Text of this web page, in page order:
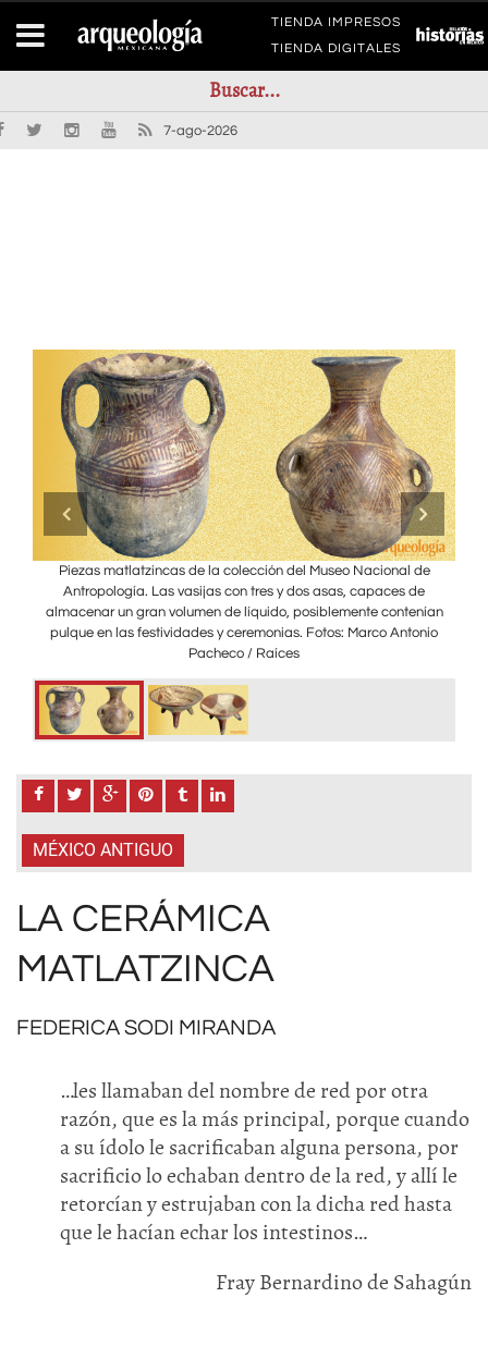
TIENDA IMPRESOS
TIENDA DIGITALES
7-ago-2026
Piezas matlatzincas de la colección del Museo Nacional de
Antropología. Las vasijas con tres y dos asas, capaces de
almacenar un gran volumen de líquido, posiblemente contenían
pulque en las festividades y ceremonias. Fotos: Marco Antonio
Pacheco / Raíces
MÉXICO ANTIGUO
LA CERÁMICA
MATLATZINCA
FEDERICA SODI MIRANDA
…les llamaban del nombre de red por otra
razón, que es la más principal, porque cuando
a su ídolo le sacrificaban alguna persona, por
sacrificio lo echaban dentro de la red, y allí le
retorcían y estrujaban con la dicha red hasta
que le hacían echar los intestinos…
Fray Bernardino de Sahagún